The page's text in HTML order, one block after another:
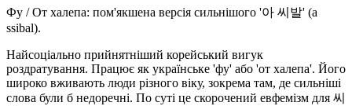
Фу / От халепа: пом'якшена версія сильнішого '아 씨발' (a
ssibal).
Найсоціально прийнятніший корейський вигук
роздратування. Працює як українське 'фу' або 'от халепа'. Його
широко вживають люди різного віку, зокрема там, де сильніші
слова були б недоречні. По суті це скорочений евфемізм для 씨